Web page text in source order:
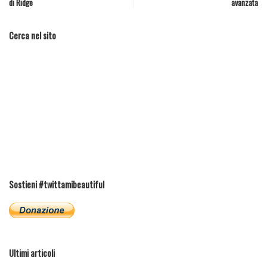
di Ridge avanzata
Cerca nel sito
Sostieni #twittamibeautiful
Ultimi articoli